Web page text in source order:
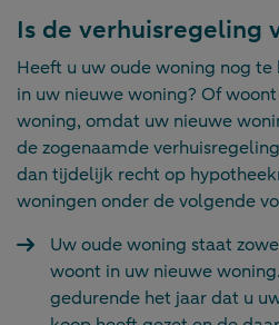
Is de verhuisregeling
Heeft u uw oude woning nog
in uw nieuwe woning? Of
woning, omdat uw nieuwe
de zogenaamde
dan tijdelijk recht op
woningen onder de volgende
Uw oude woning staat
woont in uw nieuwe
gedurende het jaar dat u